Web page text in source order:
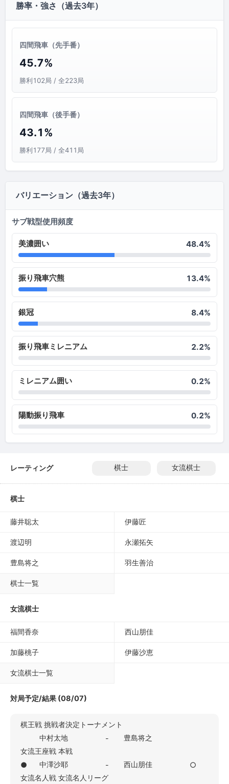
勝率・強さ（過去3年）
四間飛車（先手番）
45.7%
勝利102局 / 全223局
四間飛車（後手番）
43.1%
勝利177局 / 全411局
バリエーション（過去3年）
サブ戦型使用頻度
美濃囲い 48.4%
振り飛車穴熊 13.4%
銀冠 8.4%
振り飛車ミレニアム 2.2%
ミレニアム囲い 0.2%
陽動振り飛車 0.2%
レーティング 棋士 女流棋士
棋士
藤井聡太 伊藤匠
渡辺明 永瀬拓矢
豊島将之 羽生善治
棋士一覧
女流棋士
福間香奈 西山朋佳
加藤桃子 伊藤沙恵
女流棋士一覧
対局予定/結果 (08/07)
棋王戦 挑戦者決定トーナメント
中村太地
-
豊島将之
女流王座戦 本戦
●
中澤沙耶 - 西山朋佳
○
女流名人戦 女流名人リーグ